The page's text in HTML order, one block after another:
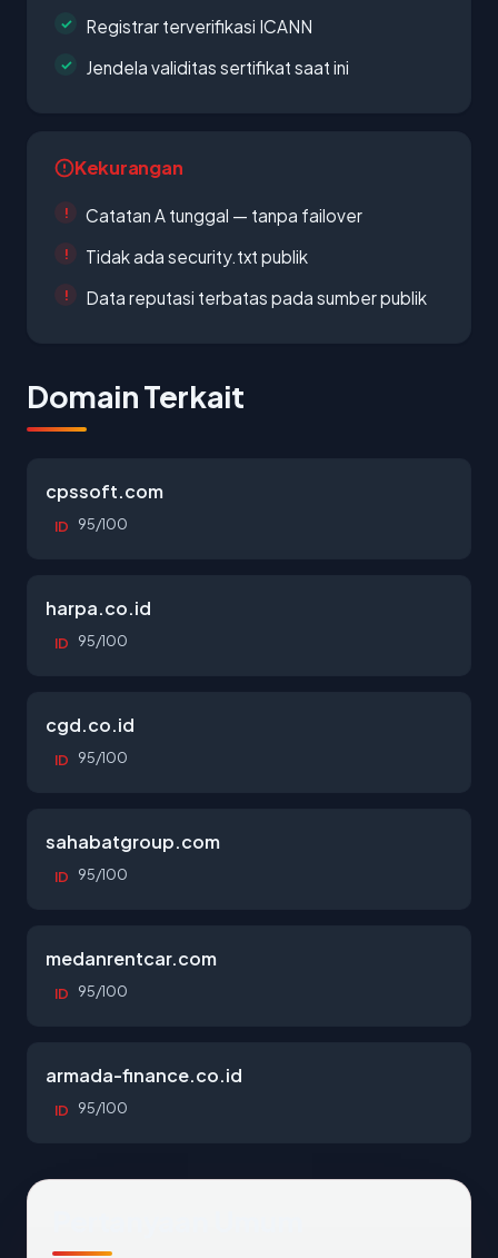
Registrar terverifikasi ICANN
Jendela validitas sertifikat saat ini
Kekurangan
Catatan A tunggal — tanpa failover
Tidak ada security.txt publik
Data reputasi terbatas pada sumber publik
Domain Terkait
cpssoft.com
ID 95/100
harpa.co.id
ID 95/100
cgd.co.id
ID 95/100
sahabatgroup.com
ID 95/100
medanrentcar.com
ID 95/100
armada-finance.co.id
ID 95/100